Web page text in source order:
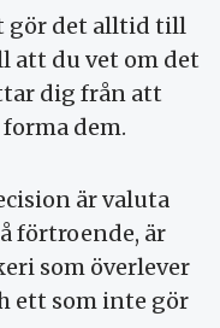
gör det alltid till
att du vet om det
dig från att
dem.
är valuta
förtroende, är
som överlever
ett som inte gör